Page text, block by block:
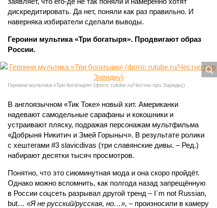
дискредитировать. Да нет, поняли как раз правильно. И
наверняка избиратели сделали выводы.
Героини мультика «Три богатыря». Продвигают образ
России.
Героини мультика «Три богатыря» (фото: rutube.ru/Честно про Зарядку)
В англоязычном «Тик Токе» новый хит. Американки
надевают самодельные сарафаны и кокошники и
устраивают пляску, подражая персонажам мультфильма
«Добрыня Никитич и Змей Горыныч». В результате ролики
с хештегами #3 slavicdivas (три славянские дивы. – Ред.)
набирают десятки тысяч просмотров.
Понятно, что это сиюминутная мода и она скоро пройдёт.
Однако можно вспомнить, как полгода назад запрещённую
в России соцсеть разрывал другой тренд – I`m not Russian,
but… «Я не русский/русская, но…», – произносили в камеру